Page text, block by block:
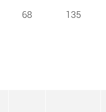
68 135